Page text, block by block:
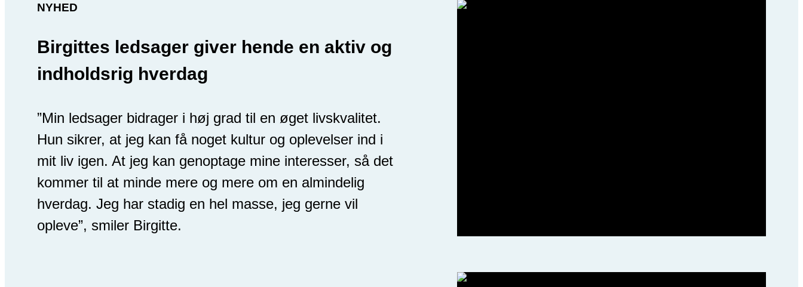
NYHED
Birgittes ledsager giver hende en aktiv og
indholdsrig hverdag
”Min ledsager bidrager i høj grad til en øget livskvalitet.
Hun sikrer, at jeg kan få noget kultur og oplevelser ind i
mit liv igen. At jeg kan genoptage mine interesser, så det
kommer til at minde mere og mere om en almindelig
hverdag. Jeg har stadig en hel masse, jeg gerne vil
opleve”, smiler Birgitte.